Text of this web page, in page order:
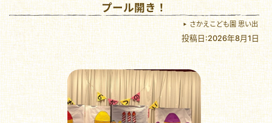
プール開き！
さかえこども園 思い出
投稿日:2026年8月1日